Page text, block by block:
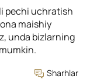
pechi uchratish
maishiy
unda bizlarning
Sharhlar